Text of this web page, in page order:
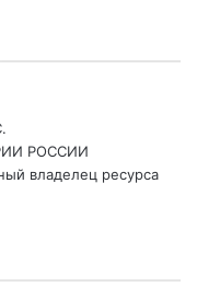
/Perfecto/
Mix) /Perfecto
Cash – Gone Cold
РОССИИ
владелец ресурса